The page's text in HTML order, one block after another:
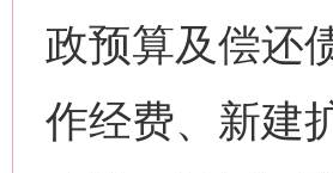
政预算及偿还
作经费、新建